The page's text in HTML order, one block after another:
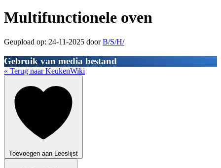
Multifunctionele oven
Geupload op: 24-11-2025 doorB/S/H/
Gebruik van media bestand
« Terug naar KeukenWiki
Toevoegen aan Leeslijst